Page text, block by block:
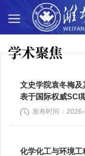
学术聚焦
文史学院袁冬梅
表于国际权威SCI
发布时间：
化学化工与环境